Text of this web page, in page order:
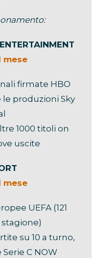
mese
firmate HBO
le produzioni Sky
1000 titoli on
uscite
mese
UEFA (121
stagione)
su 10 a turno,
C NOW